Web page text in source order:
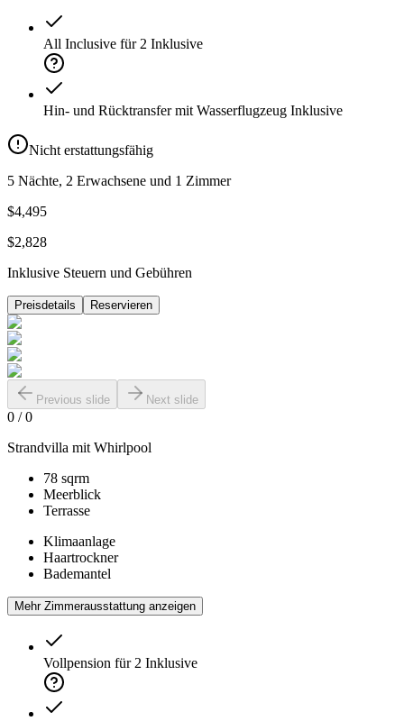
All Inclusive für 2 Inklusive
Hin- und Rücktransfer mit Wasserflugzeug Inklusive
Nicht erstattungsfähig
5 Nächte, 2 Erwachsene und 1 Zimmer
$4,495
$2,828
Inklusive Steuern und Gebühren
Preisdetails Reservieren
Previous slide Next slide
0 /0
Strandvilla mit Whirlpool
78 sqrm
Meerblick
Terrasse
Klimaanlage
Haartrockner
Bademantel
Mehr Zimmerausstattung anzeigen
Vollpension für 2 Inklusive